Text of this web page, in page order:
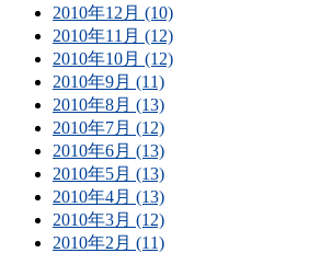
2010年12月 (10)
2010年11月 (12)
2010年10月 (12)
2010年9月 (11)
2010年8月 (13)
2010年7月 (12)
2010年6月 (13)
2010年5月 (13)
2010年4月 (13)
2010年3月 (12)
2010年2月 (11)